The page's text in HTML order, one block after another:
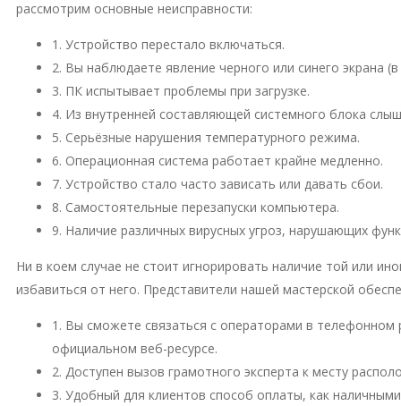
рассмотрим основные неисправности:
1. Устройство перестало включаться.
2. Вы наблюдаете явление черного или синего экрана
3. ПК испытывает проблемы при загрузке.
4. Из внутренней составляющей системного блока
5. Серьёзные нарушения температурного режима.
6. Операционная система работает крайне медленно.
7. Устройство стало часто зависать или давать сбои.
8. Самостоятельные перезапуски компьютера.
9. Наличие различных вирусных угроз, нарушающих
Ни в коем случае не стоит игнорировать наличие той или
избавиться от него. Представители нашей мастерской
1. Вы сможете связаться с операторами в
официальном веб-ресурсе.
2. Доступен вызов грамотного эксперта к месту
3. Удобный для клиентов способ оплаты, как